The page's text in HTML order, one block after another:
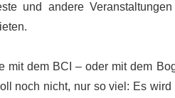
und andere
dem BCI – oder mit dem
noch nicht, nur so viel: Es